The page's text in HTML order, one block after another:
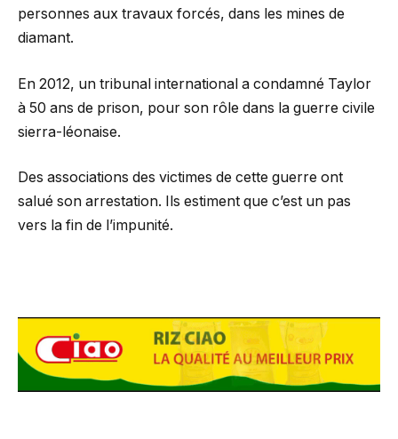
personnes aux travaux forcés, dans les mines de
diamant.
En 2012, un tribunal international a condamné Taylor
à 50 ans de prison, pour son rôle dans la guerre civile
sierra-léonaise.
Des associations des victimes de cette guerre ont
salué son arrestation. Ils estiment que c’est un pas
vers la fin de l’impunité.